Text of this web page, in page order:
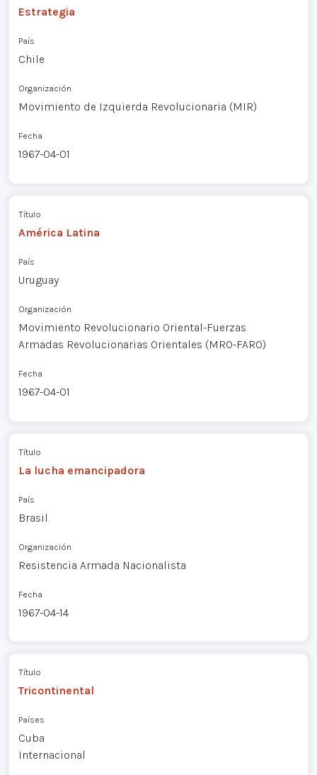
Estrategia
País
Chile
Organización
Movimiento de Izquierda Revolucionaria (MIR)
Fecha
1967-04-01
Título
América Latina
País
Uruguay
Organización
Movimiento Revolucionario Oriental-Fuerzas
Armadas Revolucionarias Orientales (MRO-FARO)
Fecha
1967-04-01
Título
La lucha emancipadora
País
Brasil
Organización
Resistencia Armada Nacionalista
Fecha
1967-04-14
Título
Tricontinental
Países
Cuba
Internacional